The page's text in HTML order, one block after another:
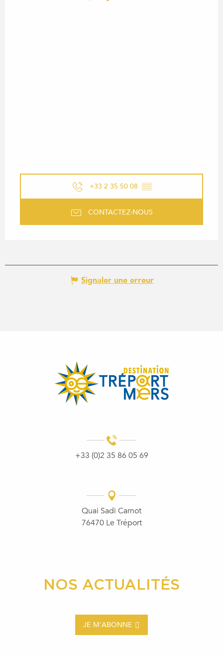
+33 2 35 50 08 ▒▒
CONTACTEZ-NOUS
Signaler une erreur
+33 (0)2 35 86 05 69
Quai Sadi Carnot
76470 Le Tréport
NOS ACTUALITÉS
JE M'ABONNE